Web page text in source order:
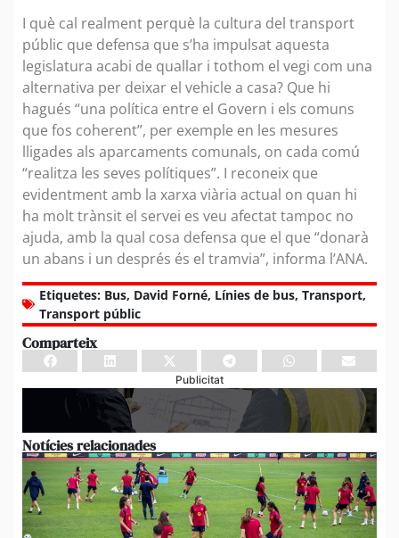
I què cal realment perquè la cultura del transport
públic que defensa que s’ha impulsat aquesta
legislatura acabi de quallar i tothom el vegi com una
alternativa per deixar el vehicle a casa? Que hi
hagués “una política entre el Govern i els comuns
que fos coherent”, per exemple en les mesures
lligades als aparcaments comunals, on cada comú
“realitza les seves polítiques”. I reconeix que
evidentment amb la xarxa viària actual on quan hi
ha molt trànsit el servei es veu afectat tampoc no
ajuda, amb la qual cosa defensa que el que “donarà
un abans i un després és el tramvia”, informa l’ANA.
Etiquetes: Bus, David Forné, Línies de bus, Transport,
Transport públic
Comparteix
Publicitat
Notícies relacionades